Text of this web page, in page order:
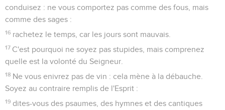
conduisez : ne vous comportez pas comme des fous, mais
comme des sages :
16 rachetez le temps, car les jours sont mauvais.
17 C'est pourquoi ne soyez pas stupides, mais comprenez
quelle est la volonté du Seigneur.
18 Ne vous enivrez pas de vin : cela mène à la débauche.
Soyez au contraire remplis de l'Esprit :
19 dites-vous des psaumes, des hymnes et des cantiques